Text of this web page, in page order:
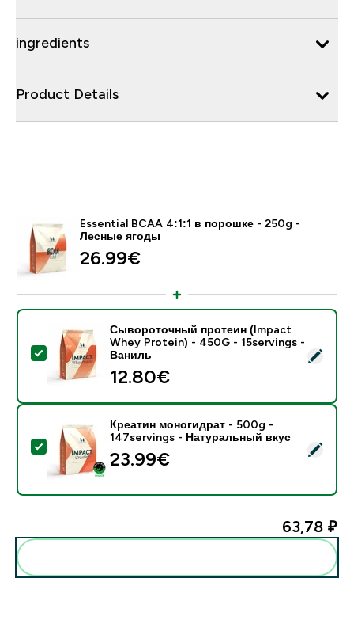
ingredients
Product Details
Essential BCAA 4:1:1 в порошке - 250g -
Лесные ягоды
26.99€‎
- Сывороточный протеин (Impact Whey Protein) -
Сывороточный протеин (Impact
Whey Protein) - 450G - 15servings -
Ваниль
12.80€‎
- Креатин моногидрат - 500g - 147servings -
Креатин моногидрат - 500g -
147servings - Натуральный вкус
23.99€‎
63,78 ₽‎